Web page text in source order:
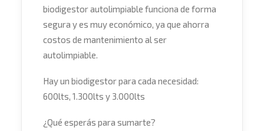
biodigestor autolimpiable funciona de forma
segura y es muy económico, ya que ahorra
costos de mantenimiento al ser
autolimpiable.
Hay un biodigestor para cada necesidad:
600lts, 1.300lts y 3.000lts
¿Qué esperás para sumarte?